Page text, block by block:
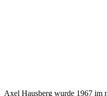
Axel Hausberg wurde 1967 im